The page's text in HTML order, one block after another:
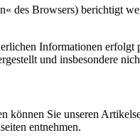
Browsers) berichtigt
Informationen erfolgt
und insbesondere
können Sie unseren
entnehmen.